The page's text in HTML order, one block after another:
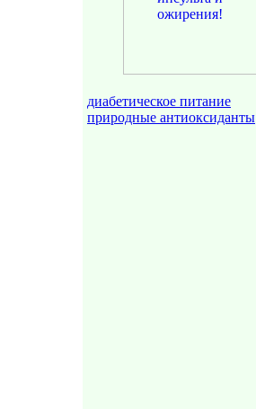
диабетическое питание
природные антиоксиданты